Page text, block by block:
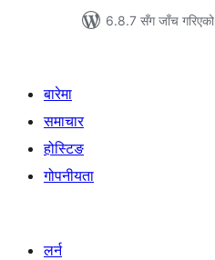
6.8.7 सँग जाँच गरिएको
बारेमा
समाचार
होस्टिङ
गोपनीयता
लर्न